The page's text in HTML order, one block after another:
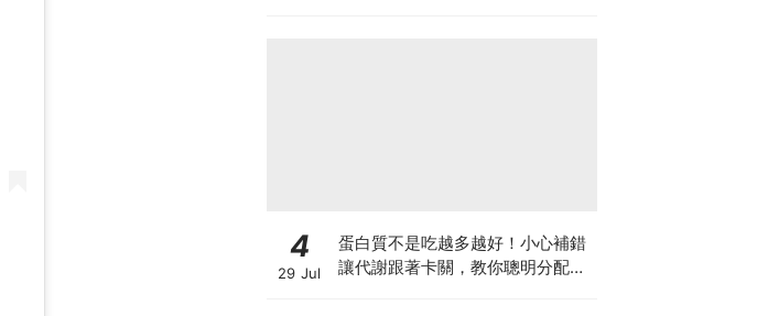
4
29 Jul
蛋白質不是吃越多越好！小心補錯
讓代謝跟著卡關，教你聰明分配三